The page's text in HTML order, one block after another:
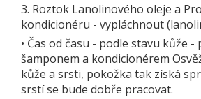
3. Roztok Lanolinového oleje a
kondicionéru - vypláchnout
• Čas od času - podle stavu kůže -
šamponem a kondicionérem
kůže a srsti, pokožka tak získá
srstí se bude dobře pracovat.